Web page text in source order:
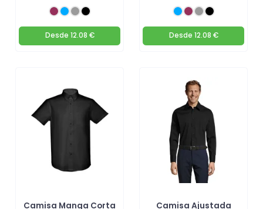
Desde 12.08 € Desde 12.08 €
Camisa Manga Corta
Camisa Ajustada